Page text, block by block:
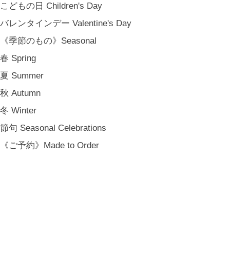
こどもの日 Children's Day
バレンタインデー Valentine's Day
《季節のもの》Seasonal
春 Spring
夏 Summer
秋 Autumn
冬 Winter
節句 Seasonal Celebrations
《ご予約》Made to Order